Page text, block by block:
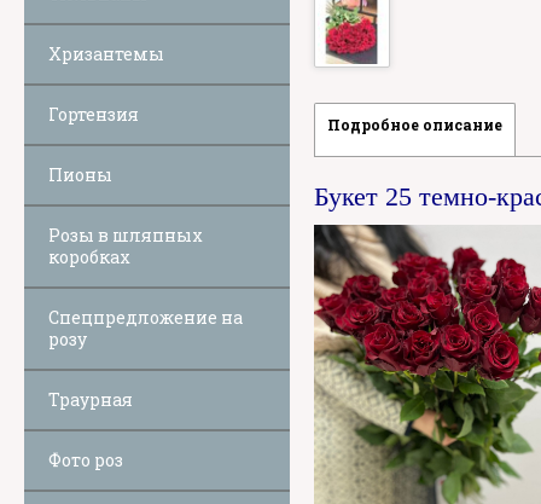
Хризантемы
Гортензия
Пионы
Розы в шляпных
коробках
Спецпредложение на
розу
Траурная
Фото роз
Подробное описание
Букет 25 темно-